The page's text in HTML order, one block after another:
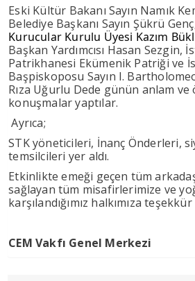
Eski Kültür Bakanı Sayın Namık
Belediye Başkanı Sayın Şükrü
Kurucular Kurulu Üyesi Kazım
Başkan Yardımcısı Hasan Sezgin,
Patrikhanesi Ekümenik Patriği ve
Başpiskoposu Sayın I.
Rıza Uğurlu Dede günün anlam
konuşmalar yaptılar.
Ayrıca;
STK yöneticileri, İnanç Önderleri,
temsilcileri yer aldı.
Etkinlikte emeği geçen tüm
sağlayan tüm misafirlerimize ve
karşılandığımız halkımıza
CEM Vakfı Genel Merkezi